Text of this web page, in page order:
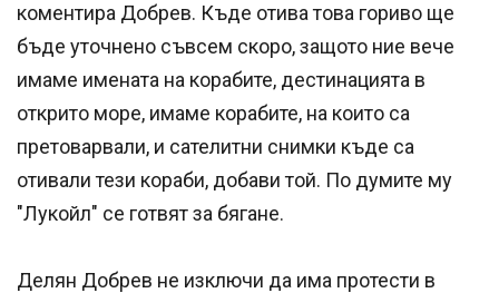
коментира Добрев. Къде отива това гориво ще
бъде уточнено съвсем скоро, защото ние вече
имаме имената на корабите, дестинацията в
открито море, имаме корабите, на които са
претоварвали, и сателитни снимки къде са
отивали тези кораби, добави той. По думите му
"Лукойл" се готвят за бягане.
Делян Добрев не изключи да има протести в